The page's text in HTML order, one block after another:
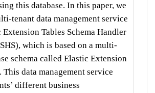
this database. In this paper, we
tenant data management service
Tables Schema Handler
which is based on a multi-
schema called Elastic Extension
This data management service
different business